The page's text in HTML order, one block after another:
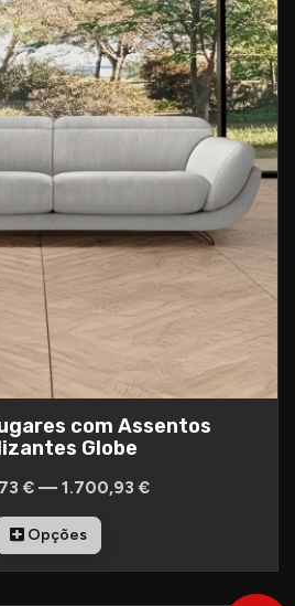
com Assentos
Globe
€ — 1.700,93 €
Opções